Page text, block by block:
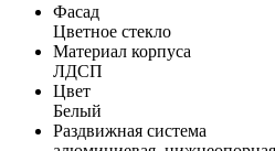
Фасад
Цветное стекло
Материал корпуса
ЛДСП
Цвет
Белый
Раздвижная система